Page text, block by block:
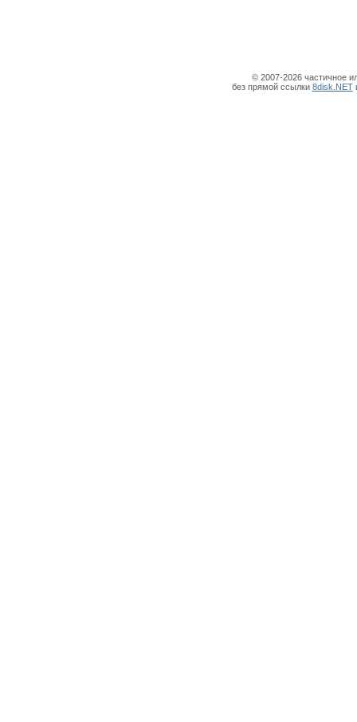
© 2007-2026 частичное
без прямой ссылки 8disk.NET